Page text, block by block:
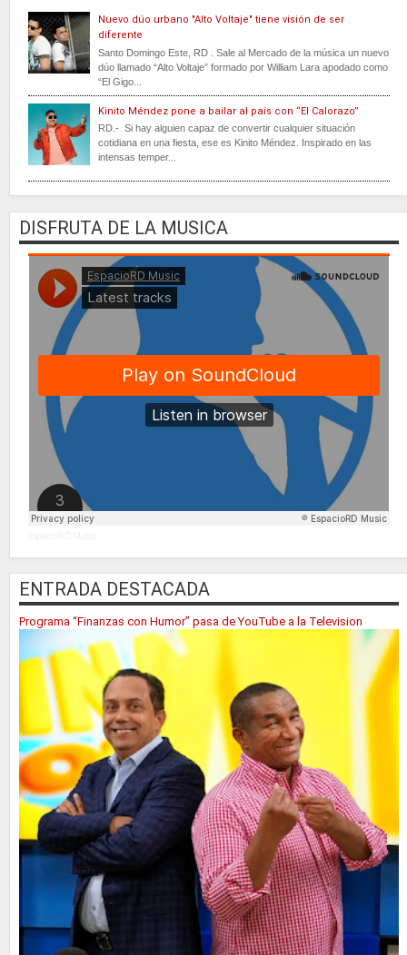
Nuevo dúo urbano "Alto Voltaje" tiene visión de ser
diferente
Santo Domingo Este, RD . Sale al Mercado de la música un nuevo
dúo llamado “Alto Voltaje” formado por William Lara apodado como
“El Gigo...
Kinito Méndez pone a bailar al país con “El Calorazo”
RD.- Si hay alguien capaz de convertir cualquier situación
cotidiana en una fiesta, ese es Kinito Méndez. Inspirado en las
intensas temper...
DISFRUTA DE LA MUSICA
ENTRADA DESTACADA
Programa “Finanzas con Humor” pasa de YouTube a la Television